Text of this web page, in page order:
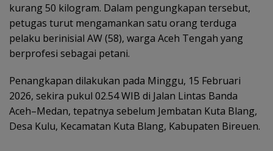
kurang 50 kilogram. Dalam pengungkapan tersebut,
petugas turut mengamankan satu orang terduga
pelaku berinisial AW (58), warga Aceh Tengah yang
berprofesi sebagai petani.
Penangkapan dilakukan pada Minggu, 15 Februari
2026, sekira pukul 02.54 WIB di Jalan Lintas Banda
Aceh–Medan, tepatnya sebelum Jembatan Kuta Blang,
Desa Kulu, Kecamatan Kuta Blang, Kabupaten Bireuen.